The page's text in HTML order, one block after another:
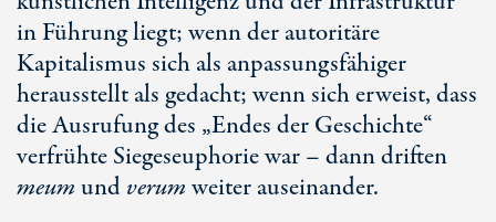
in Führung liegt; wenn der autoritäre
Kapitalismus sich als anpassungsfähiger
herausstellt als gedacht; wenn sich erweist, dass
die Ausrufung des „Endes der Geschichte“
verfrühte Siegeseuphorie war – dann driften
meumundverumweiter auseinander.